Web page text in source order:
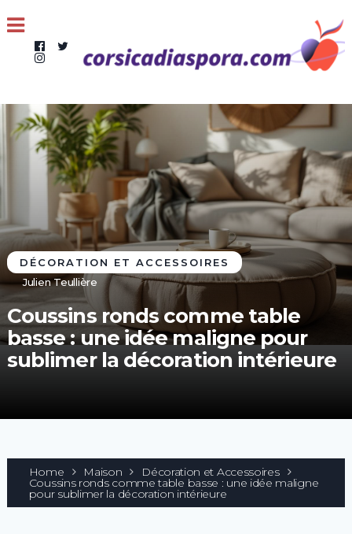
DÉCORATION ET ACCESSOIRES
Julien Teullière
Coussins ronds comme table
basse : une idée maligne pour
sublimer la décoration intérieure
Home Maison Décoration et Accessoires
Coussins ronds comme table basse : une idée maligne
pour sublimer la décoration intérieure